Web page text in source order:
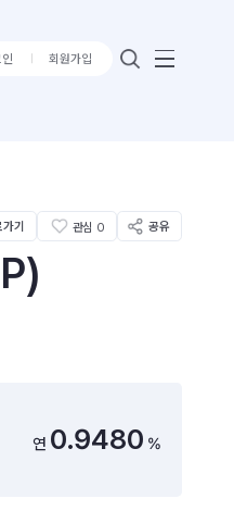
회원가입
기 관심 0 공유
연 0.9480 %